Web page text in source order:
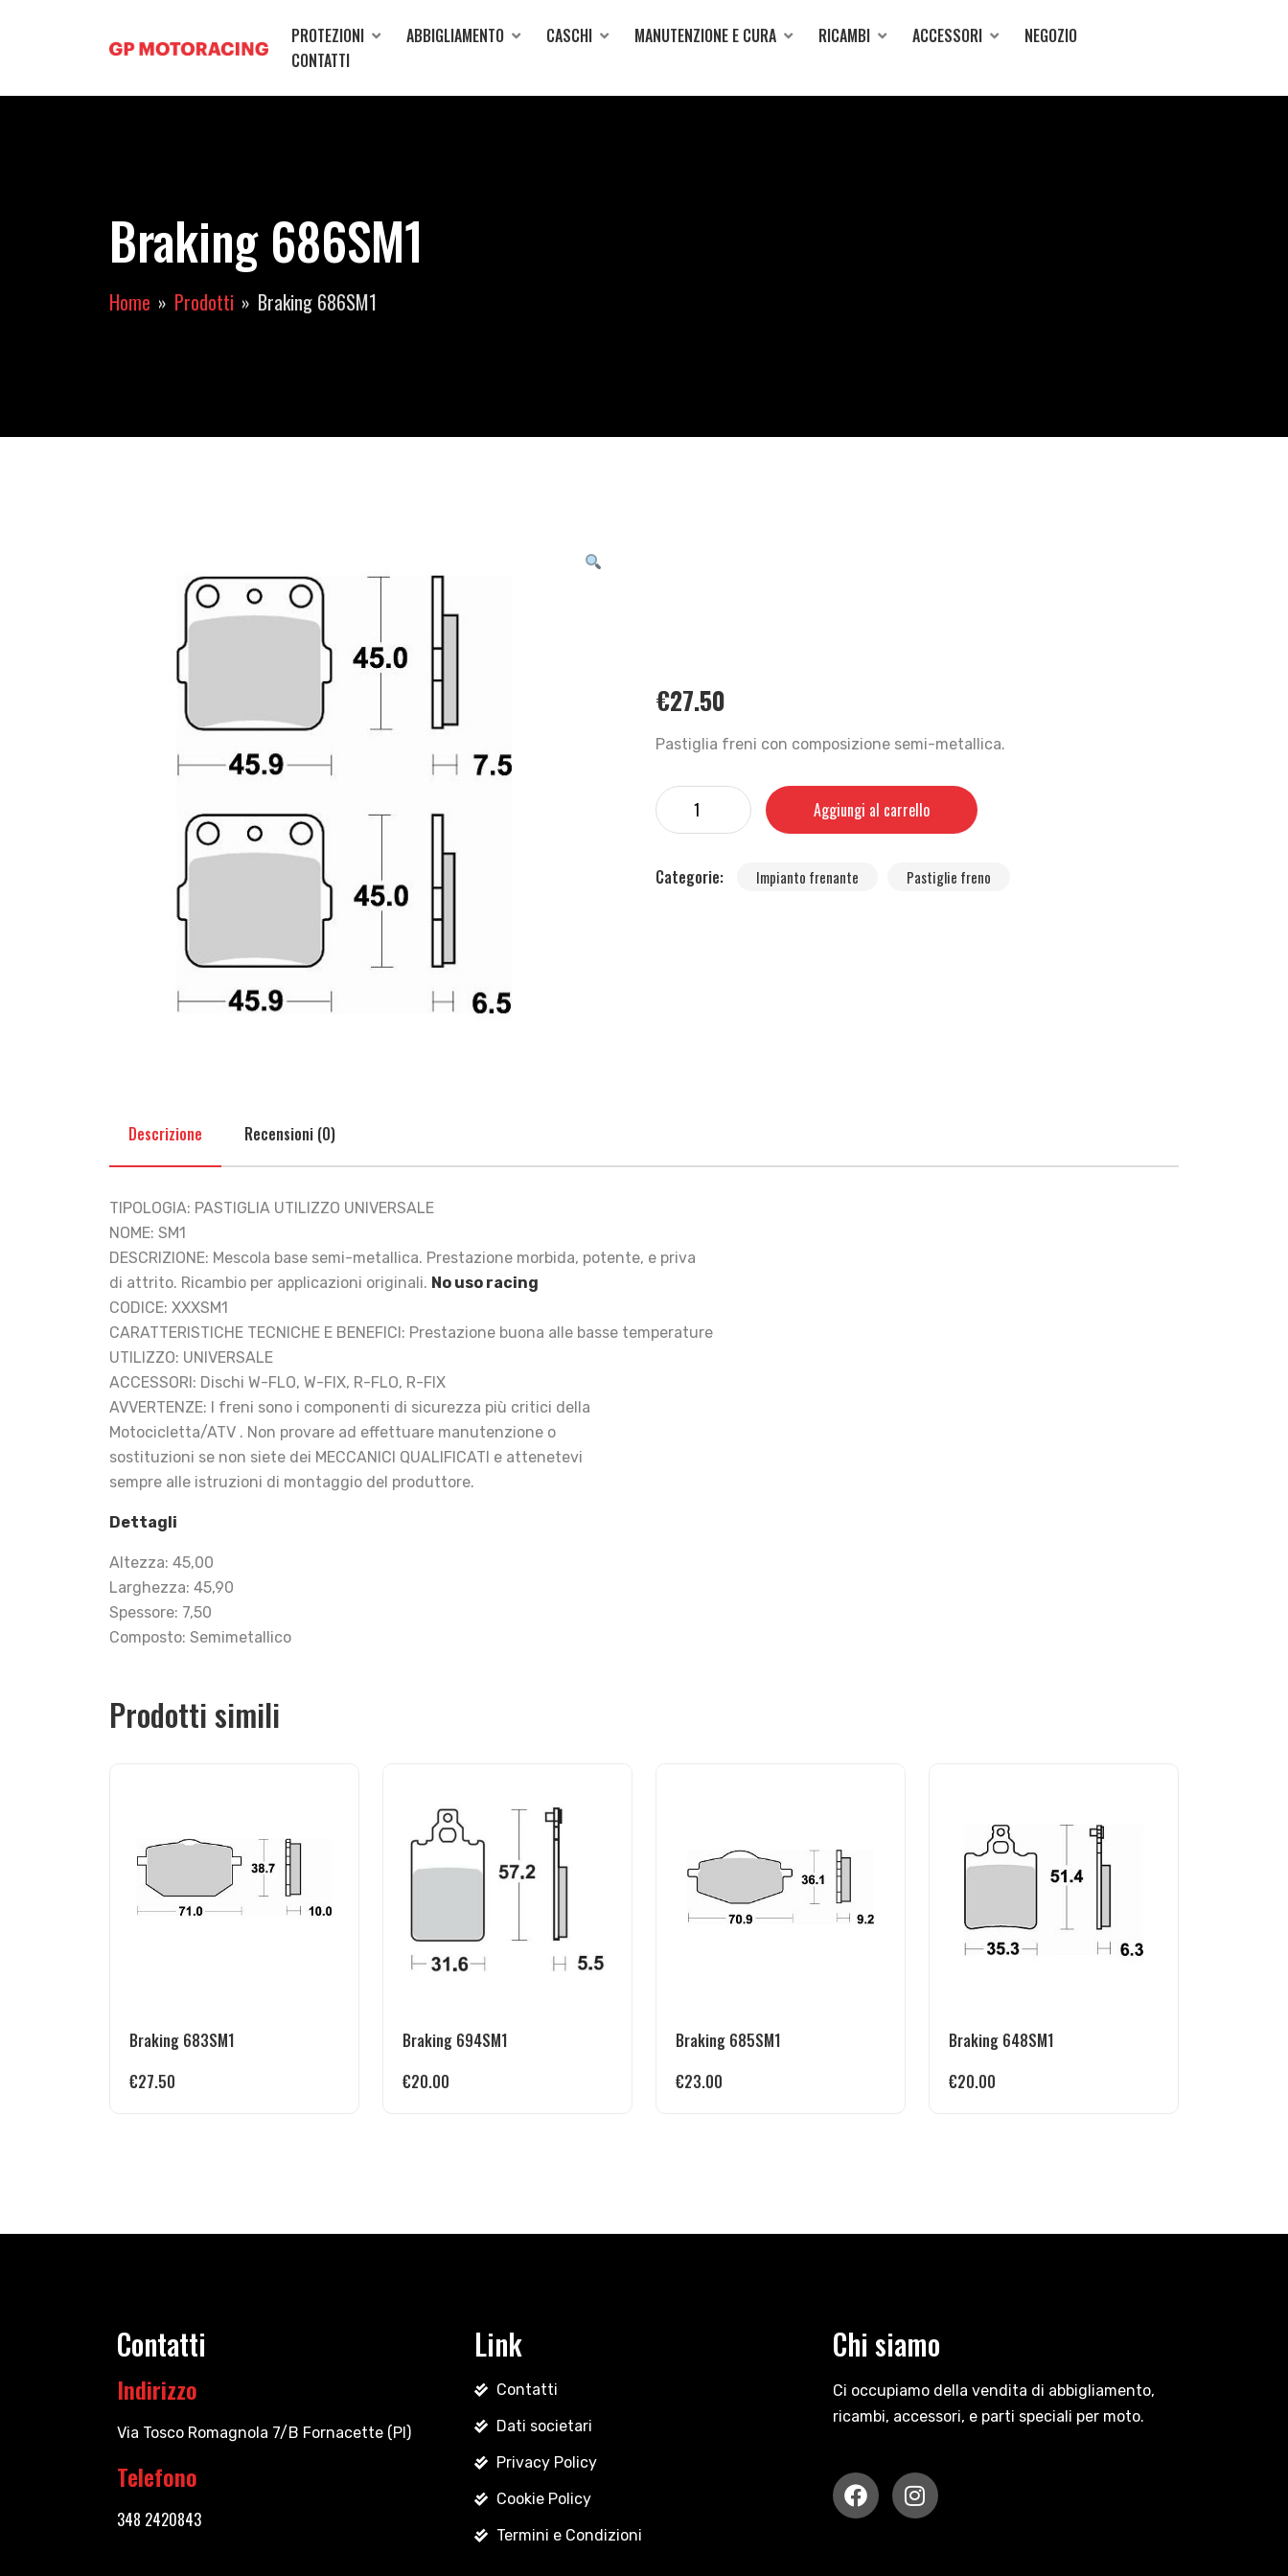
PROTEZIONI ABBIGLIAMENTO CASCHI MANUTENZIONE E CURA RICAMBI ACCESSORI
NEGOZIO
CONTATTI
Braking 686SM1
Home Prodotti Braking 686SM1
€27.50
Pastiglia freni con composizione semi-metallica.
Aggiungi al carrello
Categorie: Impianto frenante Pastiglie freno
Descrizione Recensioni (0)
TIPOLOGIA: PASTIGLIA UTILIZZO UNIVERSALE
NOME: SM1
DESCRIZIONE: Mescola base semi-metallica. Prestazione morbida, potente, e priva
di attrito. Ricambio per applicazioni originali. No uso racing
CODICE: XXXSM1
CARATTERISTICHE TECNICHE E BENEFICI: Prestazione buona alle basse temperature
UTILIZZO: UNIVERSALE
ACCESSORI: Dischi W-FLO, W-FIX, R-FLO, R-FIX
AVVERTENZE: I freni sono i componenti di sicurezza più critici della
Motocicletta/ATV . Non provare ad effettuare manutenzione o
sostituzioni se non siete dei MECCANICI QUALIFICATI e attenetevi
sempre alle istruzioni di montaggio del produttore.
Dettagli
Altezza: 45,00
Larghezza: 45,90
Spessore: 7,50
Composto: Semimetallico
Prodotti simili
Braking 683SM1
€27.50
Braking 694SM1
€20.00
Braking 685SM1
€23.00
Braking 648SM1
€20.00
Contatti
Indirizzo
Via Tosco Romagnola 7/B Fornacette (PI)
Telefono
348 2420843
Link
Contatti
Dati societari
Privacy Policy
Cookie Policy
Termini e Condizioni
Chi siamo
Ci occupiamo della vendita di abbigliamento,
ricambi, accessori, e parti speciali per moto.